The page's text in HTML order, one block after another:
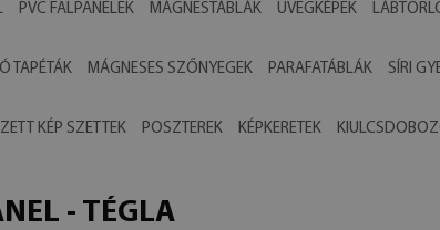
PVC FALPANELEK MÁGNESTÁBLÁK ÜVEGKÉPEK
TAPÉTÁK MÁGNESES SZŐNYEGEK PARAFATÁBLÁK SÍRI
KÉP SZETTEK POSZTEREK KÉPKERETEK
- TÉGLA